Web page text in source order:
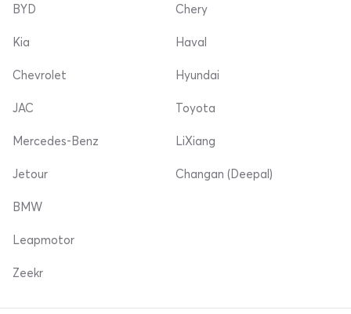
BYD
Kia
Chevrolet
Chery
Haval
Hyundai
JAC
Mercedes-Benz
Jetour
Toyota
LiXiang
Changan (Deepal)
BMW
Leapmotor
Zeekr